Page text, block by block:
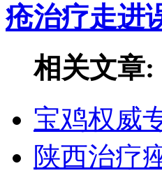
疮治疗走进
相关文章:
宝鸡权威
陕西治疗